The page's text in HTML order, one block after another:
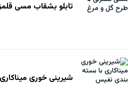
تابلو بشقاب مسی
شیرینی خوری